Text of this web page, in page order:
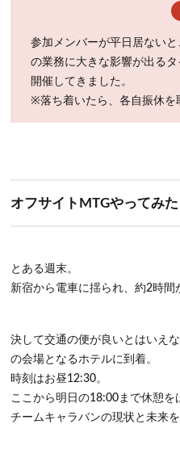
参加メンバーが平日居ない
の業務に大きな影響が出る
開催してきました。
※落ち着いたら、各自振休を
オフサイトMTGやってみた
とある週末。
新宿から電車に揺られ、約2時間
決して交通の便が良いとはいえ
の会場となるホテルに到着。
時刻はお昼12:30。
ここから明日の18:00まで休憩
チームキャラバンの現状と未来